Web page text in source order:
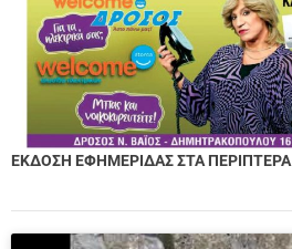
ΕΚΔΟΣΗ ΕΦΗΜΕΡΙΔΑΣ ΣΤΑ ΠΕΡΙΠΤΕΡΑ